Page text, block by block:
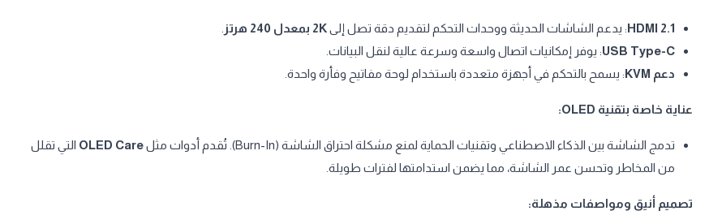
HDMI 2.1: يدعم الشاشات الحديثة ووحدات التحكم لتقديم دقة تصل إلى2K بمعدل 240 هرتز
USB Type-C: يوفر إمكانيات اتصال واسعة وسرعة عالية لنقل البيانات.
دعم KVM
: يسمح بالتحكم في أجهزة متعددة باستخدام لوحة مفاتيح وفأرة واحدة.
عناية خاصة بتقنية OLED:
تدمج الشاشة بين الذكاء الاصطناعي وتقنيات الحماية لمنع مشكلة احتراق الشاشة (Burn-In). تُقدم أدوات مثل OLED Care التي تقلل
من المخاطر وتحسن عمر الشاشة، مما يضمن استدامتها لفترات طويلة.
تصميم أنيق ومواصفات مذهلة: